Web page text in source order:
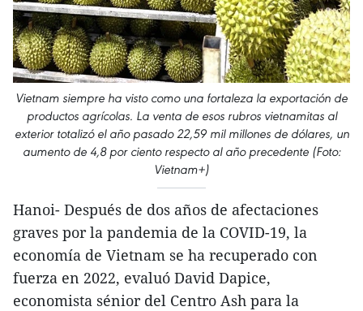
Vietnam siempre ha visto como una fortaleza la exportación de
productos agrícolas. La venta de esos rubros vietnamitas al
exterior totalizó el año pasado 22,59 mil millones de dólares, un
aumento de 4,8 por ciento respecto al año precedente (Foto:
Vietnam+)
Hanoi- Después de dos años de afectaciones
graves por la pandemia de la COVID-19, la
economía de Vietnam se ha recuperado con
fuerza en 2022, evaluó David Dapice,
economista sénior del Centro Ash para la